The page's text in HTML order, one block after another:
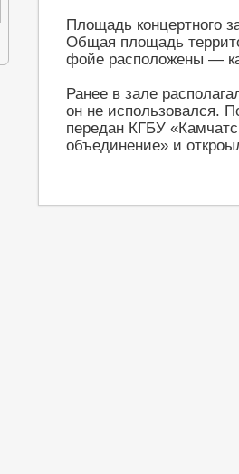
Площадь концертного
Общая площадь
фойе расположены —
Ранее в зале
он не использовался.
передан КГБУ
объединение» и